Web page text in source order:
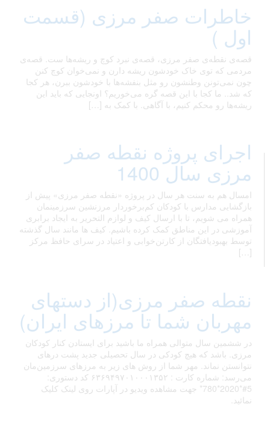
خاطرات صفر مرزی (قسمت
اول )
قصه‌ی نقطه‌ی صفر مرزی، قصه‌ی نبرد کوچ و ریشه‌ها ست. قصه‌ی
مردمی که توی خاک خودشون ریشه دارن و نمی‌خوان کوچ کنن
چون نمی‌تونن وطنشون رو مثل بنفشه‌ها با خودشون ببرن، هر کجا
که شد.. ما کجا با این قصه گره می‌خوریم؟ اونجایی که باید این
ریشه‌ها رو محکم کنیم، با آگاهی. با کمک به […]
اجرای پروژه نقطه صفر
مرزی سال 1400
امسال هم به سنت هر سال در پروژه «نقطه صفر مرزی» پیش از
بازگشایی مدارس با کودکان کم‌برخوردار مرزنشین سرزمینمان
همراه می شویم، تا با ارسال کیف و لوازم التحریر به ایجاد برابری
آموزشی در این مناطق کمک کرده باشیم. کیف ها مانند سال گذشته
توسط بهبودیافتگان از کارتن‌خوابی و اعتیاد در سرای حافظ مرکز
[…]
نقطه صفر مرزی(از دستهای
مهربان شما تا مرزهای ایران)
در ششمین سال متوالی همراه ما باشید برای ایستادن کنار کودکان
مرزی. باشد که هیچ کودکی در سال تحصیلی جدید پشت درهای
نتوانستن نماند. مهر شما از روش های زیر به مرزهای سرزمین‌مان
می‌رسد: شماره کارت : ۶۳۶۹۴۹۷۰۱۰۰۰۱۳۵۲ کد دستوری:
5#*2020*780* جهت مشاهده ویدیو در آپارات روی لینک کلیک
نمائید.